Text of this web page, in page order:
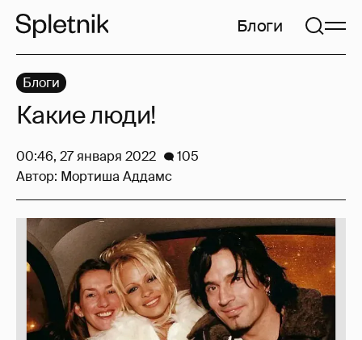
Блоги
Блоги
Какие люди!
00:46, 27 января 2022
105
Автор: Мортиша Аддамс